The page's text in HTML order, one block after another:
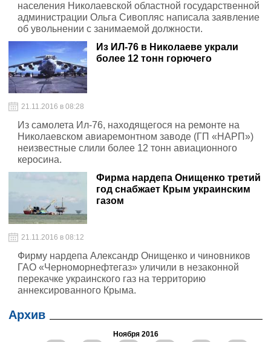
населения Николаевской областной государственной
администрации Ольга Сивопляс написала заявление
об увольнении с занимаемой должности.
Из ИЛ-76 в Николаеве украли
более 12 тонн горючего
21.11.2016 в 08:28
Из самолета Ил-76, находящегося на ремонте на
Николаевском авиаремонтном заводе (ГП «НАРП»)
неизвестные слили более 12 тонн авиационного
керосина.
Фирма нардепа Онищенко третий
год снабжает Крым украинским
газом
21.11.2016 в 08:12
Фирму нардепа Александр Онищенко и чиновников
ГАО «Черноморнефтегаз» уличили в незаконной
перекачке украинского газ на территорию
аннексированного Крыма.
Архив
Ноября 2016